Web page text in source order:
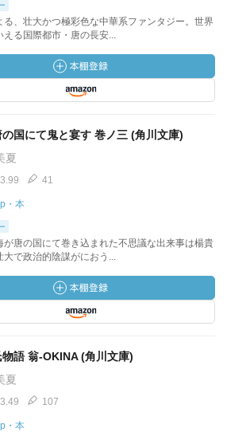
る、壮大かつ極彩色な中華系ファンタジー。世界
える国際都市・唐の長安...
国にて鬼と宴す 巻ノ三 (角川文庫)
夏
3.99 41
・本
が唐の国にて巻き込まれた不思議な出来事は楊貴
大で政治的陰謀がにおう...
語 翁‐OKINA (角川文庫)
夏
3.49 107
・本